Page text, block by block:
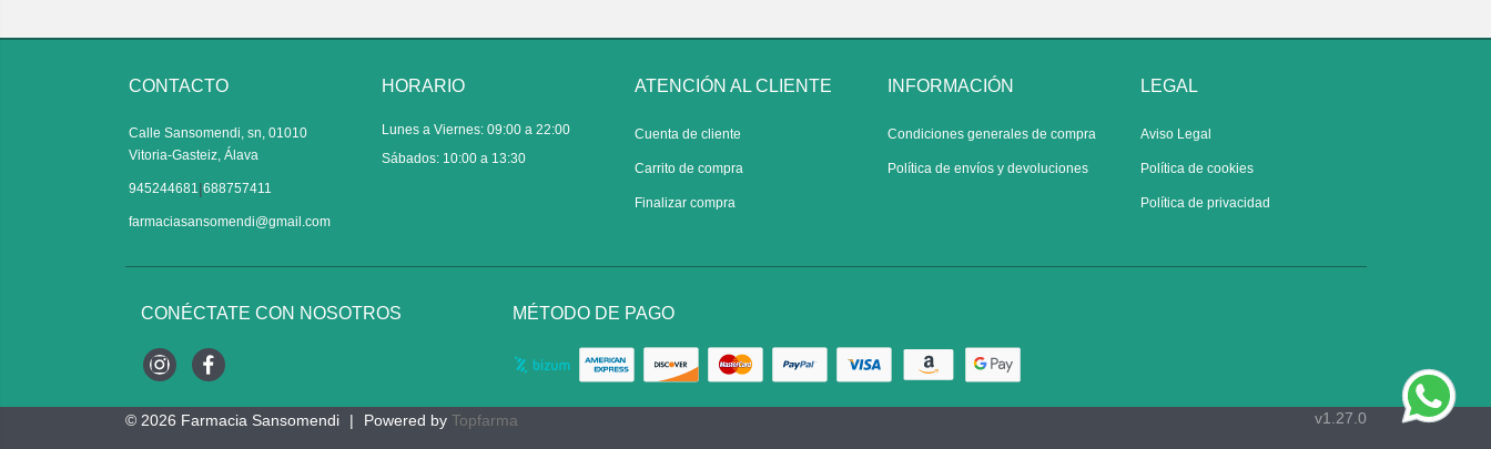
CONTACTO
Calle Sansomendi, sn, 01010
Vitoria-Gasteiz, Álava
945244681|688757411
farmaciasansomendi@gmail.com
HORARIO
Lunes a Viernes: 09:00 a 22:00
Sábados: 10:00 a 13:30
ATENCIÓN AL CLIENTE
Cuenta de cliente
Carrito de compra
Finalizar compra
INFORMACIÓN
Condiciones generales de compra
Política de envíos y devoluciones
LEGAL
Aviso Legal
Política de cookies
Política de privacidad
CONÉCTATE CON NOSOTROS
InstagramFacebook
MÉTODO DE PAGO
© 2026 Farmacia Sansomendi | Powered by Topfarma v1.27.0